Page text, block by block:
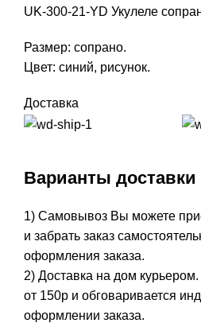
UK-300-21-YD Укулеле
Размер: сопрано.
Цвет: синий, рисунок.
Доставка
Варианты доставки
1) Самовывоз Вы можете
и забрать заказ
оформления заказа.
2) Доставка на дом
от 150р и обговаривается
оформлении заказа.